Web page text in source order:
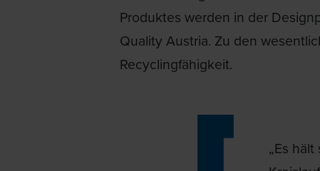
Produktes werden in der
Quality Austria. Zu den
Recyclingfähigkeit.
„Es